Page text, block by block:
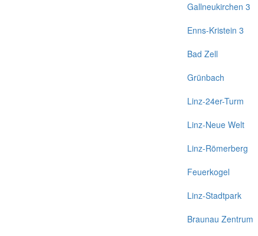
Gallneukirchen 3
Enns-Kristein 3
Bad Zell
Grünbach
Linz-24er-Turm
Linz-Neue Welt
Linz-Römerberg
Feuerkogel
Linz-Stadtpark
Braunau Zentrum